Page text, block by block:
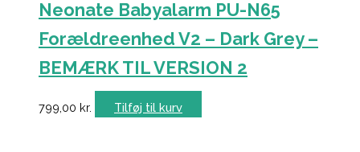
Neonate Babyalarm PU-N65
Forældreenhed V2 – Dark Grey –
BEMÆRK TIL VERSION 2
799,00 kr. Tilføj til kurv